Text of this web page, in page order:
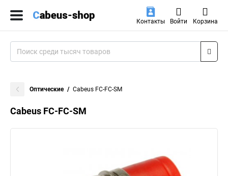
Контакты Войти Корзина
Оптические Cabeus FC-FC-SM
Cabeus FC-FC-SM